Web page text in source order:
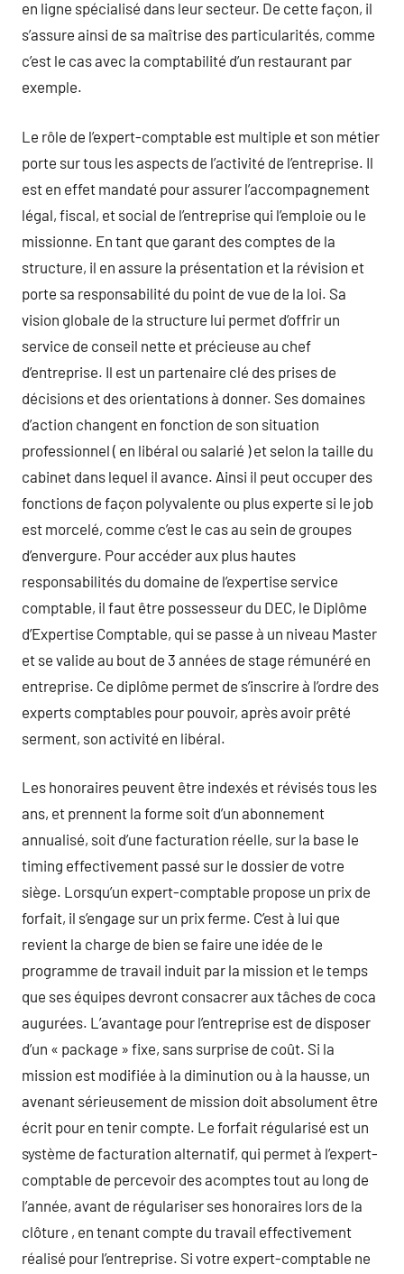
en ligne spécialisé dans leur secteur. De cette façon, il
s’assure ainsi de sa maîtrise des particularités, comme
c’est le cas avec la comptabilité d’un restaurant par
exemple.
Le rôle de l’expert-comptable est multiple et son métier
porte sur tous les aspects de l’activité de l’entreprise. Il
est en effet mandaté pour assurer l’accompagnement
légal, fiscal, et social de l’entreprise qui l’emploie ou le
missionne. En tant que garant des comptes de la
structure, il en assure la présentation et la révision et
porte sa responsabilité du point de vue de la loi. Sa
vision globale de la structure lui permet d’offrir un
service de conseil nette et précieuse au chef
d’entreprise. Il est un partenaire clé des prises de
décisions et des orientations à donner. Ses domaines
d’action changent en fonction de son situation
professionnel ( en libéral ou salarié ) et selon la taille du
cabinet dans lequel il avance. Ainsi il peut occuper des
fonctions de façon polyvalente ou plus experte si le job
est morcelé, comme c’est le cas au sein de groupes
d’envergure. Pour accéder aux plus hautes
responsabilités du domaine de l’expertise service
comptable, il faut être possesseur du DEC, le Diplôme
d’Expertise Comptable, qui se passe à un niveau Master
et se valide au bout de 3 années de stage rémunéré en
entreprise. Ce diplôme permet de s’inscrire à l’ordre des
experts comptables pour pouvoir, après avoir prêté
serment, son activité en libéral.
Les honoraires peuvent être indexés et révisés tous les
ans, et prennent la forme soit d’un abonnement
annualisé, soit d’une facturation réelle, sur la base le
timing effectivement passé sur le dossier de votre
siège. Lorsqu’un expert-comptable propose un prix de
forfait, il s’engage sur un prix ferme. C’est à lui que
revient la charge de bien se faire une idée de le
programme de travail induit par la mission et le temps
que ses équipes devront consacrer aux tâches de coca
augurées. L’avantage pour l’entreprise est de disposer
d’un « package » fixe, sans surprise de coût. Si la
mission est modifiée à la diminution ou à la hausse, un
avenant sérieusement de mission doit absolument être
écrit pour en tenir compte. Le forfait régularisé est un
système de facturation alternatif, qui permet à l’expert-
comptable de percevoir des acomptes tout au long de
l’année, avant de régulariser ses honoraires lors de la
clôture , en tenant compte du travail effectivement
réalisé pour l’entreprise. Si votre expert-comptable ne